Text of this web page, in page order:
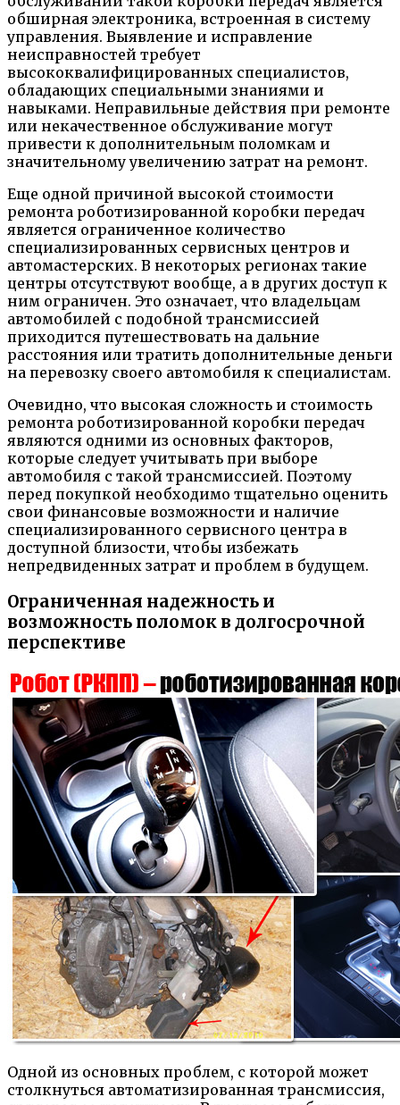
обширная электроника, встроенная в систему
управления. Выявление и исправление
неисправностей требует
высококвалифицированных специалистов,
обладающих специальными знаниями и
навыками. Неправильные действия при ремонте
или некачественное обслуживание могут
привести к дополнительным поломкам и
значительному увеличению затрат на ремонт.
Еще одной причиной высокой стоимости
ремонта роботизированной коробки передач
является ограниченное количество
специализированных сервисных центров и
автомастерских. В некоторых регионах такие
центры отсутствуют вообще, а в других доступ к
ним ограничен. Это означает, что владельцам
автомобилей с подобной трансмиссией
приходится путешествовать на дальние
расстояния или тратить дополнительные деньги
на перевозку своего автомобиля к специалистам.
Очевидно, что высокая сложность и стоимость
ремонта роботизированной коробки передач
являются одними из основных факторов,
которые следует учитывать при выборе
автомобиля с такой трансмиссией. Поэтому
перед покупкой необходимо тщательно оценить
свои финансовые возможности и наличие
специализированного сервисного центра в
доступной близости, чтобы избежать
непредвиденных затрат и проблем в будущем.
Ограниченная надежность и
возможность поломок в долгосрочной
перспективе
Одной из основных проблем, с которой может
столкнуться автоматизированная трансмиссия,